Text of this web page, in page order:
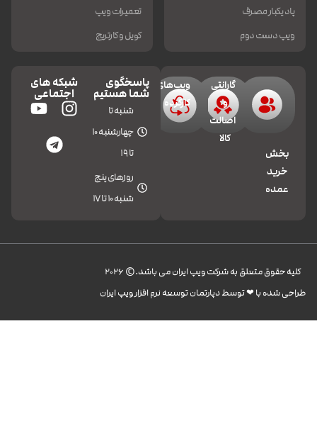
پاد یکبار مصرف
ویپ دست دوم
تعمیرات ویپ
کویل و کارتریج
بخش
خرید
عمده
گارانتی
و
اصالت
کالا
ویپ‌های
کارکرده
پاسخگوی
شما هستیم
شنبه تا
چهارشنبه 10
تا 19
روزهای پنج
شنبه 10 تا 17
شبکه های
اجتماعی
کليه حقوق متعلق به شرکت ویپ ایران می باشد.© 2026
طراحی شده با ❤︎ توسط دپارتمان توسعه نرم افزار ویپ ایران